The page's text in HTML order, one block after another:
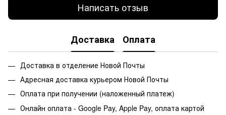
Написать отзыв
Доставка Оплата
Доставка в отделение Новой Почты
Адресная доставка курьером Новой Почты
Оплата при получении (наложенный платеж)
Онлайн оплата - Google Pay, Apple Pay, оплата картой